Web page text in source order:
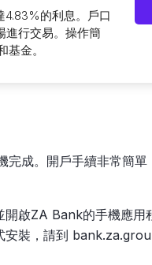
4.83%的利息。戶口
進行交易。操作簡
金。
成。開戶手續非常簡
啟ZA Bank的手機應用
安裝，請到